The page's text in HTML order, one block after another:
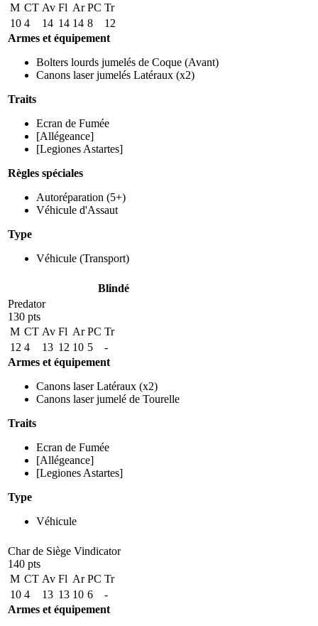
M CT Av Fl Ar PC Tr
10 4 14 14 14 8
12
Armes et équipement
Bolters lourds jumelés de Coque (Avant)
Canons laser jumelés Latéraux (x2)
Traits
Ecran de Fumée
[Allégeance]
[Legiones Astartes]
Règles spéciales
Autoréparation (5+)
Véhicule d'Assaut
Type
Véhicule (Transport)
Blindé
Predator
130 pts
M CT Av Fl Ar PC Tr
12 4 13 12 10 5
-
Armes et équipement
Canons laser Latéraux (x2)
Canons laser jumelé de Tourelle
Traits
Ecran de Fumée
[Allégeance]
[Legiones Astartes]
Type
Véhicule
Char de Siège Vindicator
140 pts
M CT Av Fl Ar PC Tr
10 4 13 13 10 6
-
Armes et équipement